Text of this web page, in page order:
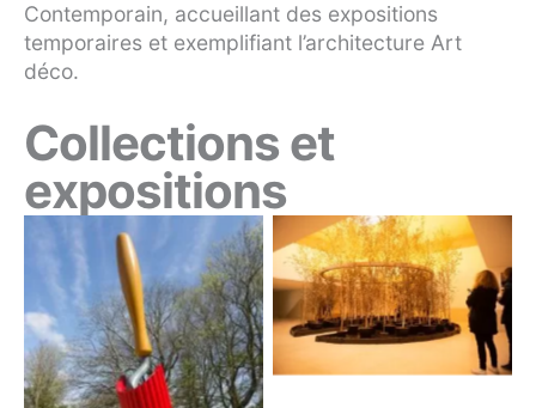
Contemporain, accueillant des expositions
temporaires et exemplifiant l’architecture Art
déco.
Collections et
expositions